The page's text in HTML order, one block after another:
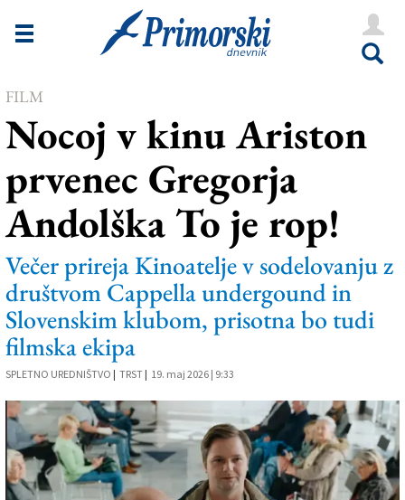
Novice
Goriška
Kultura
Šport
Še
Vreme
V Kioskih
Založnik
Zadruga PD
Naročnine
FILM
Nocoj v kinu Ariston
prvenec Gregorja
Andolška To je rop!
Večer prireja Kinoatelje v sodelovanju z
društvom Cappella undergound in
Slovenskim klubom, prisotna bo tudi
filmska ekipa
SPLETNO UREDNIŠTVO | TRST | 19. maj 2026 | 9:33